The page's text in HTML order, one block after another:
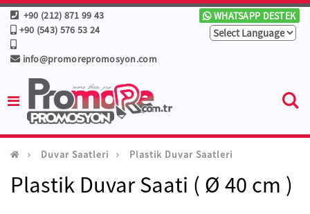
+90 (212) 871 99 43
+90 (543) 576 53 24
info@promorepromosyon.com
WHATSAPP DESTEK
Duvar Saatleri Plastik Duvar Saatleri
Plastik Duvar Saati ( Ø 40 cm )